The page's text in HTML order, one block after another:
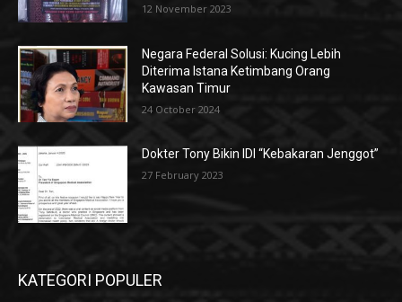
12 November 2023
Negara Federal Solusi: Kucing Lebih
Diterima Istana Ketimbang Orang
Kawasan Timur
24 October 2024
Dokter Tony Bikin IDI “Kebakaran Jenggot”
27 February 2023
KATEGORI POPULER